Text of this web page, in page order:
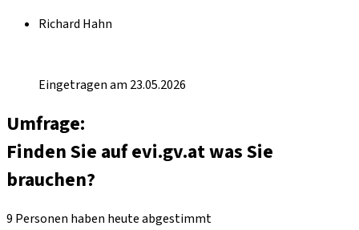
Richard Hahn
Eingetragen am 23.05.2026
Umfrage:
Finden Sie auf evi.gv.at was Sie
brauchen?
9 Personen haben heute abgestimmt